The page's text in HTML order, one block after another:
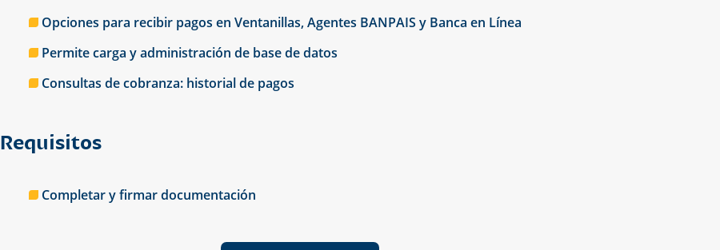
Opciones para recibir pagos en Ventanillas, Agentes BANPAIS y Banca en Línea
Permite carga y administración de base de datos
Consultas de cobranza: historial de pagos
Requisitos
Completar y firmar documentación